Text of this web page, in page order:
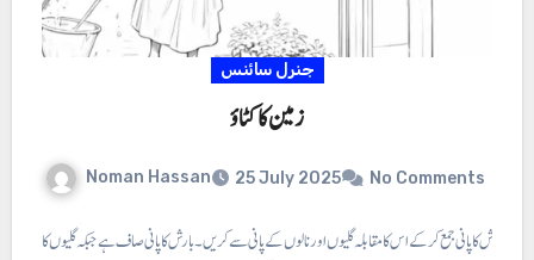
جنرل سائنس
زمین کا کٹاؤ
Noman Hassan 25 July 2025 No Comments
بارش کا پانی جمع کر کے اس کا مقابلہ گلیوں اور نالوں کے پانی سے کریں۔ بارش کا پانی صاف ہے جبکہ گلیوں کا